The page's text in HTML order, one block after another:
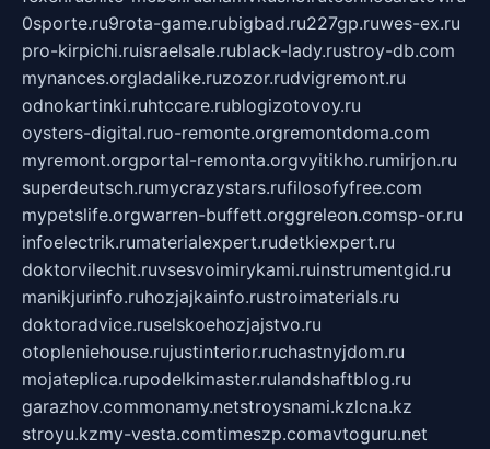
0sporte.ru9rota-game.rubigbad.ru227gp.ruwes-ex.ru
pro-kirpichi.ruisraelsale.rublack-lady.rustroy-db.com
mynances.orgladalike.ruzozor.rudvigremont.ru
odnokartinki.ruhtccare.rublogizotovoy.ru
oysters-digital.ruo-remonte.orgremontdoma.com
myremont.orgportal-remonta.orgvyitikho.rumirjon.ru
superdeutsch.rumycrazystars.rufilosofyfree.com
mypetslife.orgwarren-buffett.orggreleon.comsp-or.ru
infoelectrik.rumaterialexpert.rudetkiexpert.ru
doktorvilechit.ruvsesvoimirykami.ruinstrumentgid.ru
manikjurinfo.ruhozjajkainfo.rustroimaterials.ru
doktoradvice.ruselskoehozjajstvo.ru
otopleniehouse.rujustinterior.ruchastnyjdom.ru
mojateplica.rupodelkimaster.rulandshaftblog.ru
garazhov.commonamy.netstroysnami.kzlcna.kz
stroyu.kzmy-vesta.comtimeszp.comavtoguru.net